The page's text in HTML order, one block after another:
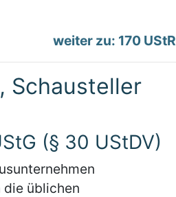
weiter zu: 170 UStR
Schausteller
(§ 30 UStDV)
üblichen